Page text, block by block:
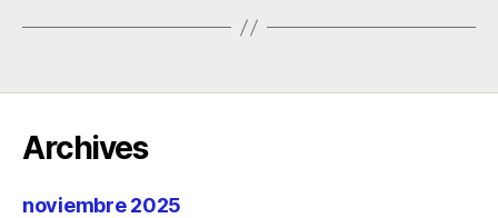
Archives
noviembre 2025